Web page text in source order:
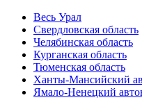
Весь Урал
Свердловская область
Челябинская область
Курганская область
Тюменская область
Ханты-Мансийский
Ямало-Ненецкий